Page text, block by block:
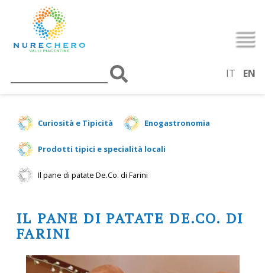
IT EN
Curiosità e Tipicità Enogastronomia
Prodotti tipici e specialità locali
Il pane di patate De.Co. di Farini
IL PANE DI PATATE DE.CO. DI
FARINI